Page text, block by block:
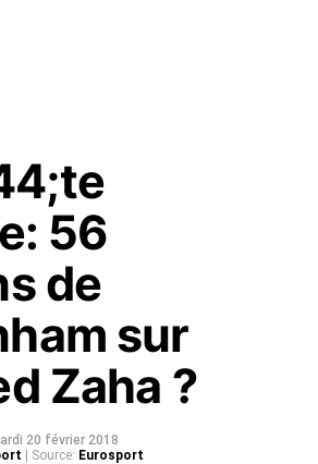
56
de
sur
Zaha ?
20 février 2018
| Source: Eurosport